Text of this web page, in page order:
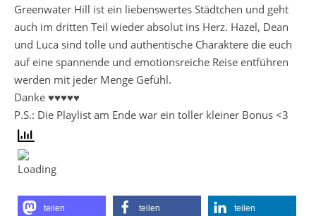
Greenwater Hill ist ein liebenswertes Städtchen und geht
auch im dritten Teil wieder absolut ins Herz. Hazel, Dean
und Luca sind tolle und authentische Charaktere die euch
auf eine spannende und emotionsreiche Reise entführen
werden mit jeder Menge Gefühl.
Danke ♥♥♥♥♥
P.S.: Die Playlist am Ende war ein toller kleiner Bonus <3
teilen teilen teilen